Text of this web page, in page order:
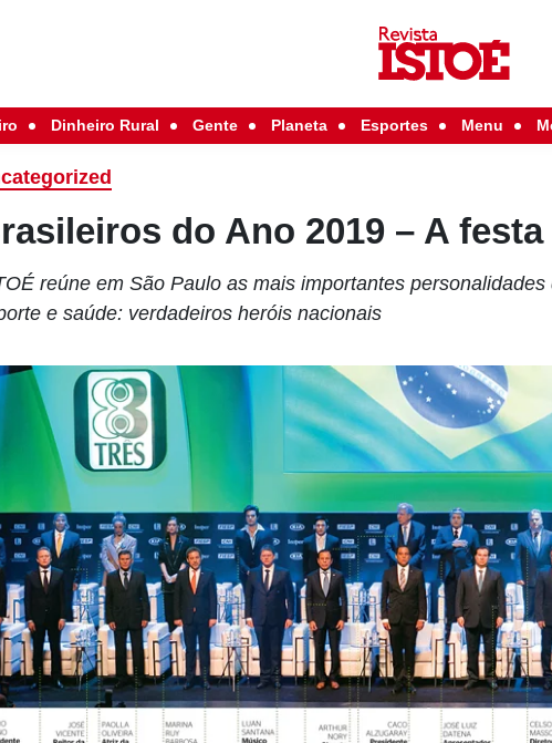
Dinheiro Rural Gente Planeta Esportes Menu
do Ano 2019 – A
reúne em São Paulo as mais importantes
e saúde: verdadeiros heróis nacionais